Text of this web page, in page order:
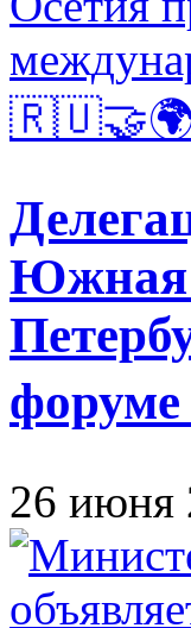
Южная
26 июня